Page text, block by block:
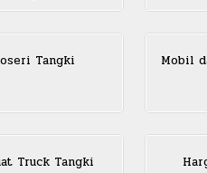
Tangki Mobil
Truck Tangki